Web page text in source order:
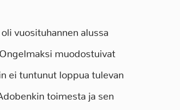
vuosituhannen alussa
muodostuivat
ei tuntunut loppua tulevan
toimesta ja sen